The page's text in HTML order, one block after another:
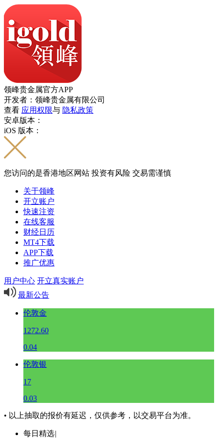
领峰贵金属官方APP
开发者：领峰贵金属有限公司
查看 应用权限与 隐私政策
安卓版本：
iOS 版本：
您访问的是香港地区网站 投资有风险 交易需谨慎
关于领峰
开立账户
快速注资
在线客服
财经日历
MT4下载
APP下载
推广优惠
用户中心 开立真实账户
最新公告
伦敦金
1272.60
0.04
伦敦银
17
0.03
• 以上抽取的报价有延迟，仅供参考，以交易平台为准。
每日精选|